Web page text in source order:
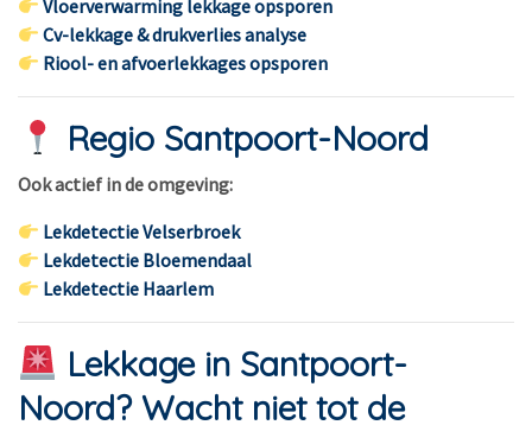
Vloerverwarming lekkage opsporen
Cv-lekkage & drukverlies analyse
Riool- en afvoerlekkages opsporen
Regio Santpoort-Noord
Ook actief in de omgeving:
Lekdetectie Velserbroek
Lekdetectie Bloemendaal
Lekdetectie Haarlem
Lekkage in Santpoort-
Noord? Wacht niet tot de